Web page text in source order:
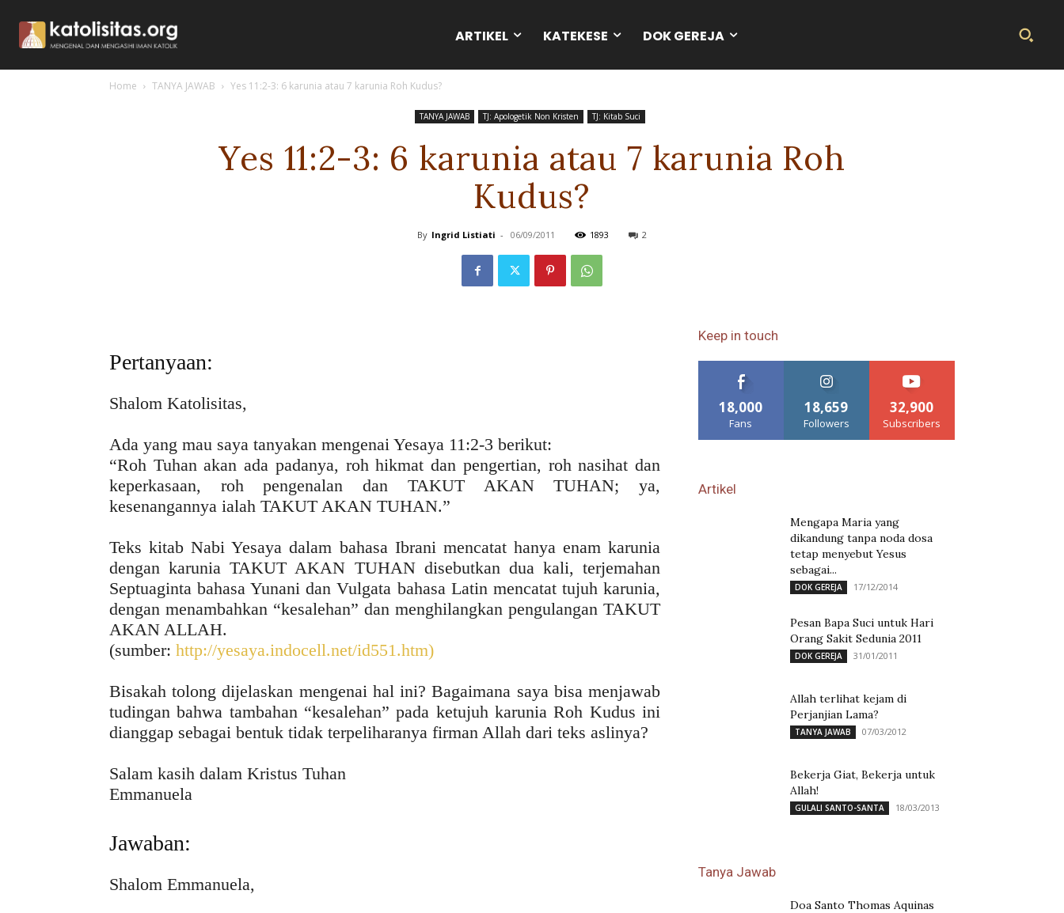
ARTIKEL KATEKESE DOK GEREJA
Home TANYA JAWAB Yes 11:2-3: 6 karunia atau 7 karunia Roh Kudus?
TANYA JAWAB TJ: Apologetik Non Kristen TJ: Kitab Suci
Yes 11:2-3: 6 karunia atau 7 karunia Roh
Kudus?
By Ingrid Listiati - 06/09/2011 1893 2
Pertanyaan:
Shalom Katolisitas,
Ada yang mau saya tanyakan mengenai Yesaya 11:2-3 berikut:
“Roh Tuhan akan ada padanya, roh hikmat dan pengertian, roh nasihat dan
keperkasaan, roh pengenalan dan TAKUT AKAN TUHAN; ya,
kesenangannya ialah TAKUT AKAN TUHAN.”
Teks kitab Nabi Yesaya dalam bahasa Ibrani mencatat hanya enam karunia
dengan karunia TAKUT AKAN TUHAN disebutkan dua kali, terjemahan
Septuaginta bahasa Yunani dan Vulgata bahasa Latin mencatat tujuh karunia,
dengan menambahkan “kesalehan” dan menghilangkan pengulangan TAKUT
AKAN ALLAH.
(sumber: http://yesaya.indocell.net/id551.htm)
Bisakah tolong dijelaskan mengenai hal ini? Bagaimana saya bisa menjawab
tudingan bahwa tambahan “kesalehan” pada ketujuh karunia Roh Kudus ini
dianggap sebagai bentuk tidak terpeliharanya firman Allah dari teks aslinya?
Salam kasih dalam Kristus Tuhan
Emmanuela
Jawaban:
Shalom Emmanuela,
Keep in touch
18,000
Fans
18,659
Followers
32,900
Subscribers
Artikel
Mengapa Maria yang
dikandung tanpa noda dosa
tetap menyebut Yesus
sebagai...
DOK GEREJA 17/12/2014
Pesan Bapa Suci untuk Hari
Orang Sakit Sedunia 2011
DOK GEREJA 31/01/2011
Allah terlihat kejam di
Perjanjian Lama?
TANYA JAWAB 07/03/2012
Bekerja Giat, Bekerja untuk
Allah!
GULALI SANTO-SANTA 18/03/2013
Tanya Jawab
Doa Santo Thomas Aquinas